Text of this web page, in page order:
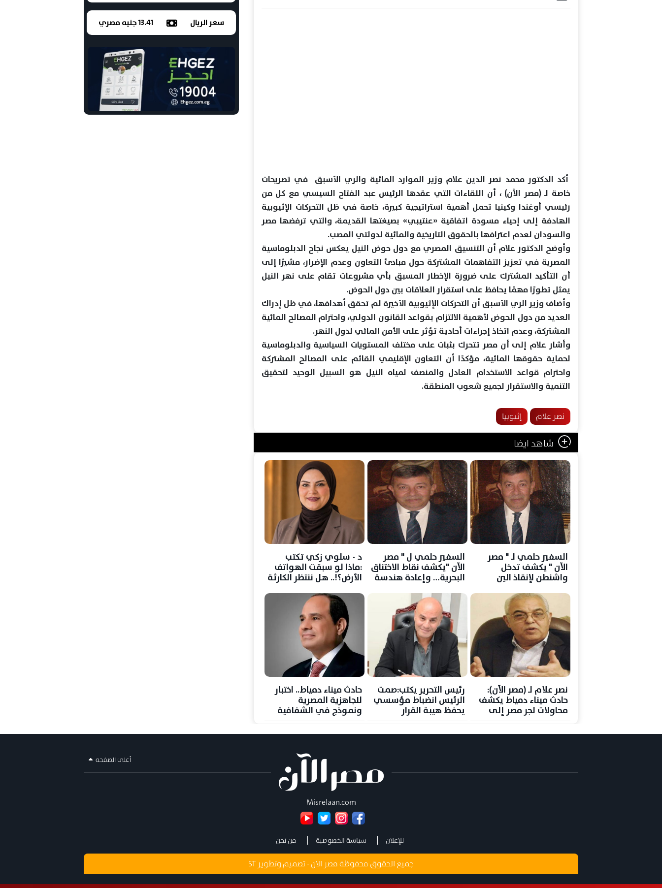
أكد الدكتور محمد نصر الدين علام وزير الموارد المائية والري الأسبق في تصريحات
خاصة لـ (مصر الآن) ، أن اللقاءات التي عقدها الرئيس عبد الفتاح السيسي مع كل من
رئيسي أوغندا وكينيا تحمل أهمية استراتيجية كبيرة، خاصة في ظل التحركات الإثيوبية
الهادفة إلى إحياء مسودة اتفاقية «عنتيبي» بصيغتها القديمة، والتي ترفضها مصر
والسودان لعدم اعترافها بالحقوق التاريخية والمائية لدولتي المصب.
وأوضح الدكتور علام أن التنسيق المصري مع دول حوض النيل يعكس نجاح الدبلوماسية
المصرية في تعزيز التفاهمات المشتركة حول مبادئ التعاون وعدم الإضرار، مشيرًا إلى
أن التأكيد المشترك على ضرورة الإخطار المسبق بأي مشروعات تقام على نهر النيل
يمثل تطورًا مهمًا يحافظ على استقرار العلاقات بين دول الحوض.
وأضاف وزير الري الأسبق أن التحركات الإثيوبية الأخيرة لم تحقق أهدافها، في ظل إدراك
العديد من دول الحوض لأهمية الالتزام بقواعد القانون الدولي، واحترام المصالح المائية
المشتركة، وعدم اتخاذ إجراءات أحادية تؤثر على الأمن المائي لدول النهر.
وأشار علام إلى أن مصر تتحرك بثبات على مختلف المستويات السياسية والدبلوماسية
لحماية حقوقها المائية، مؤكدًا أن التعاون الإقليمي القائم على المصالح المشتركة
واحترام قواعد الاستخدام العادل والمنصف لمياه النيل هو السبيل الوحيد لتحقيق
التنمية والاستقرار لجميع شعوب المنطقة.
نصر علام إثيوبيا
شاهد ايضا
السفير حلمي لـ " مصر
الآن " يكشف تدخل
واشنطن لإنقاذ الين
السفير حلمي ل " مصر
الآن "يكشف نقاط الاختناق
البحرية… وإعادة هندسة
د ٠ سلوي زكي تكتب
:ماذا لو سبقت الهواتف
الأرض؟!.. هل ننتظر الكارثة
نصر علام لـ (مصر الآن):
حادث ميناء دمياط يكشف
محاولات لجر مصر إلى
رئيس التحرير يكتب:صمت
الرئيس انضباط مؤسسي
يحفظ هيبة القرار
حادث ميناء دمياط.. اختبار
للجاهزية المصرية
ونموذج في الشفافية
سعر الريال 13.41 جنيه مصري
أعلى الصفحه
Misrelaan.com
للإعلان سياسة الخصوصية من نحن
جميع الحقوق محفوظة مصر الان - تصميم وتطوير ST